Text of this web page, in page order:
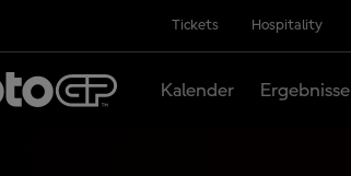
Tickets Hospitality
Kalender Ergebnisse